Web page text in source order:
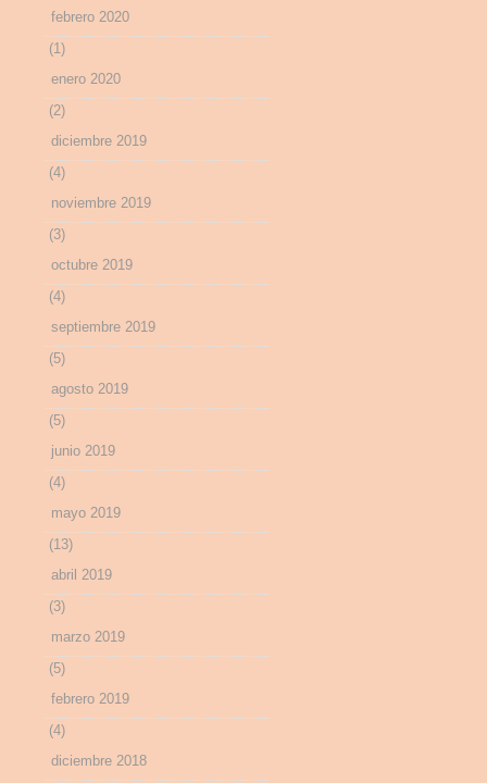
febrero 2020
(1)
enero 2020
(2)
diciembre 2019
(4)
noviembre 2019
(3)
octubre 2019
(4)
septiembre 2019
(5)
agosto 2019
(5)
junio 2019
(4)
mayo 2019
(13)
abril 2019
(3)
marzo 2019
(5)
febrero 2019
(4)
diciembre 2018